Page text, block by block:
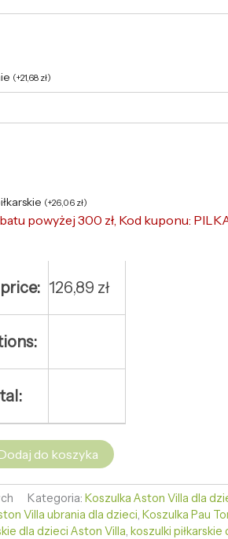
(+21,68 zł)
(+26,06 zł)
powyżej 300 zł, Kod kuponu:
126,89 zł
do koszyka
Kategoria: Koszulka Aston Villa dla
Villa ubrania dla dzieci, Koszulka Pau
dla dzieci Aston Villa, koszulki